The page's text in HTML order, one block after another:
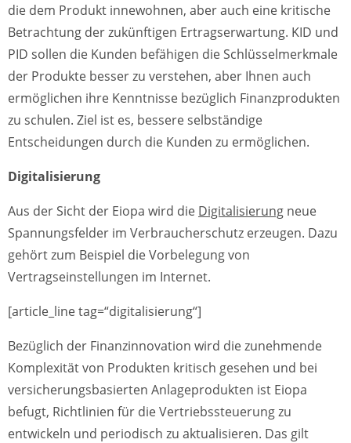
die dem Produkt innewohnen, aber auch eine kritische
Betrachtung der zukünftigen Ertragserwartung. KID und
PID sollen die Kunden befähigen die Schlüsselmerkmale
der Produkte besser zu verstehen, aber Ihnen auch
ermöglichen ihre Kenntnisse bezüglich Finanzprodukten
zu schulen. Ziel ist es, bessere selbständige
Entscheidungen durch die Kunden zu ermöglichen.
Digitalisierung
Aus der Sicht der Eiopa wird die Digitalisierung neue
Spannungsfelder im Verbraucherschutz erzeugen. Dazu
gehört zum Beispiel die Vorbelegung von
Vertragseinstellungen im Internet.
[article_line tag=“digitalisierung“]
Bezüglich der Finanzinnovation wird die zunehmende
Komplexität von Produkten kritisch gesehen und bei
versicherungsbasierten Anlageprodukten ist Eiopa
befugt, Richtlinien für die Vertriebssteuerung zu
entwickeln und periodisch zu aktualisieren. Das gilt